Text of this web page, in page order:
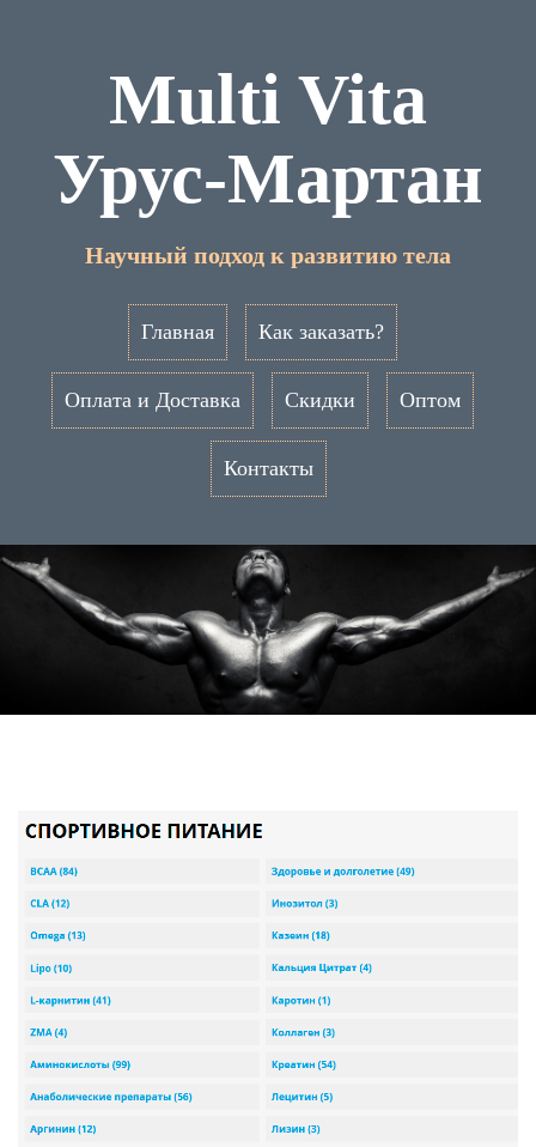
Multi Vita
Урус-Мартан
Научный подход к развитию тела
Главная Как заказать?
Оплата и Доставка Скидки Оптом
Контакты